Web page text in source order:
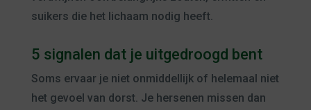
suikers die het lichaam nodig heeft.
5 signalen dat je uitgedroogd bent
Soms ervaar je niet onmiddellijk of helemaal niet
het gevoel van dorst. Je hersenen missen dan